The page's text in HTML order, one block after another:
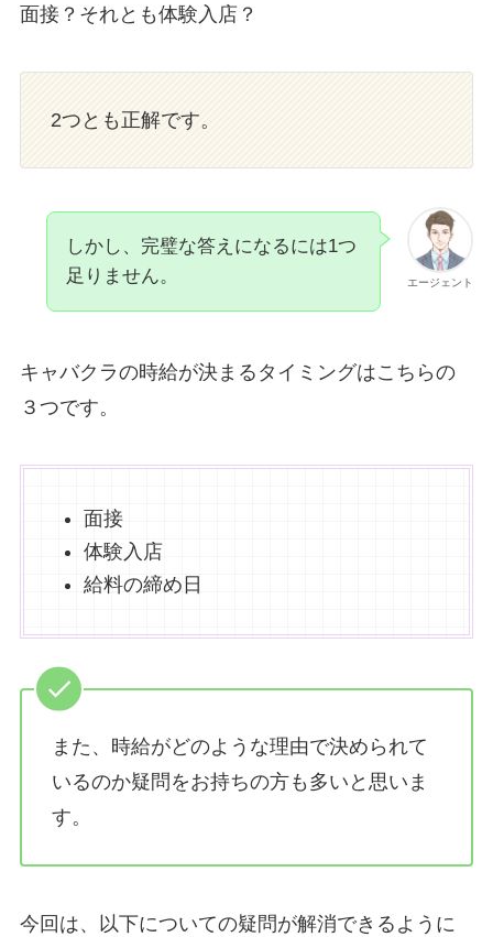
面接？それとも体験入店？
2つとも正解です。
エージェント
しかし、完璧な答えになるには1つ
足りません。
キャバクラの時給が決まるタイミングはこちらの
３つです。
面接
体験入店
給料の締め日
また、時給がどのような理由で決められて
いるのか疑問をお持ちの方も多いと思いま
す。
今回は、以下についての疑問が解消できるように